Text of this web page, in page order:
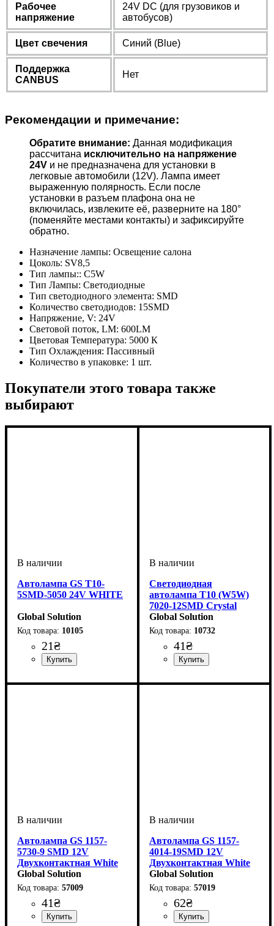
Рабочее
напряжение
24V DC (для грузовиков и
автобусов)
Цвет свечения Синий (Blue)
Поддержка
CANBUS
Нет
Рекомендации и примечание:
Обратите внимание: Данная модификация
рассчитана исключительно на напряжение
24V и не предназначена для установки в
легковые автомобили (12V). Лампа имеет
выраженную полярность. Если после
установки в разъем плафона она не
включилась, извлеките её, разверните на 180°
(поменяйте местами контакты) и зафиксируйте
обратно.
Назначение лампы: Освещение салона
Цоколь: SV8,5
Тип лампы:: C5W
Тип Лампы: Светодиодные
Тип светодиодного элемента: SMD
Количество светодиодов: 15SMD
Напряжение, V: 24V
Световой поток, LM: 600LM
Цветовая Температура: 5000 К
Тип Охлаждения: Пассивный
Количество в упаковке: 1 шт.
Покупатели этого товара также
выбирают
Автолампа GS T10-
5SMD-5050 24V WHITE
Global Solution
10105
21₴
Габаритные огни
SMD
SMD
шт.
Светодиодная
автолампа T10 (W5W)
7020-12SMD Crystal
Silicone 12-24V Ice White
320°
Global Solution
10732
41₴
Габаритные огни
4014SMD
12 SMD
шт.
Автолампа GS 1157-
5730-9 SMD 12V
Двухконтактная White
Global Solution
57009
41₴
Автолампа GS 1157-
4014-19SMD 12V
Двухконтактная White
Global Solution
57019
62₴